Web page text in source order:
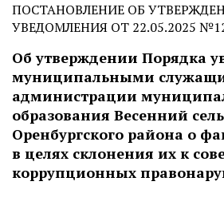
ПОСТАНОВЛЕНИЕ ОБ
УВЕДОМЛЕНИЯ ОТ 22.05.2025
Об утверждении Порядка
муниципальными
администрации
образования Весенний
Оренбургского района о
в целях склонения их к
коррупционных